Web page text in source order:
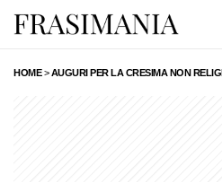
HOME>AUGURI PER LA CRESIMA NON